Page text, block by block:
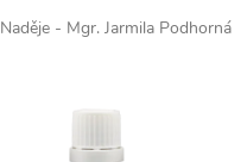
Naděje - Mgr. Jarmila Podhorná